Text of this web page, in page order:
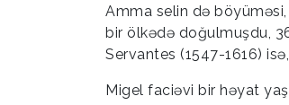
Amma selin də böyüməsi,
bir ölkədə doğulmuşdu,
Servantes (1547-1616)
Migel faciəvi bir həyat